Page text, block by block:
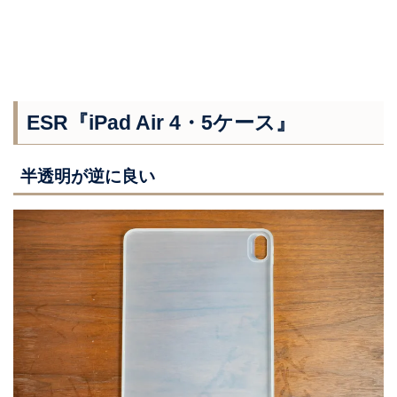
ESR『iPad Air 4・5ケース』
半透明が逆に良い